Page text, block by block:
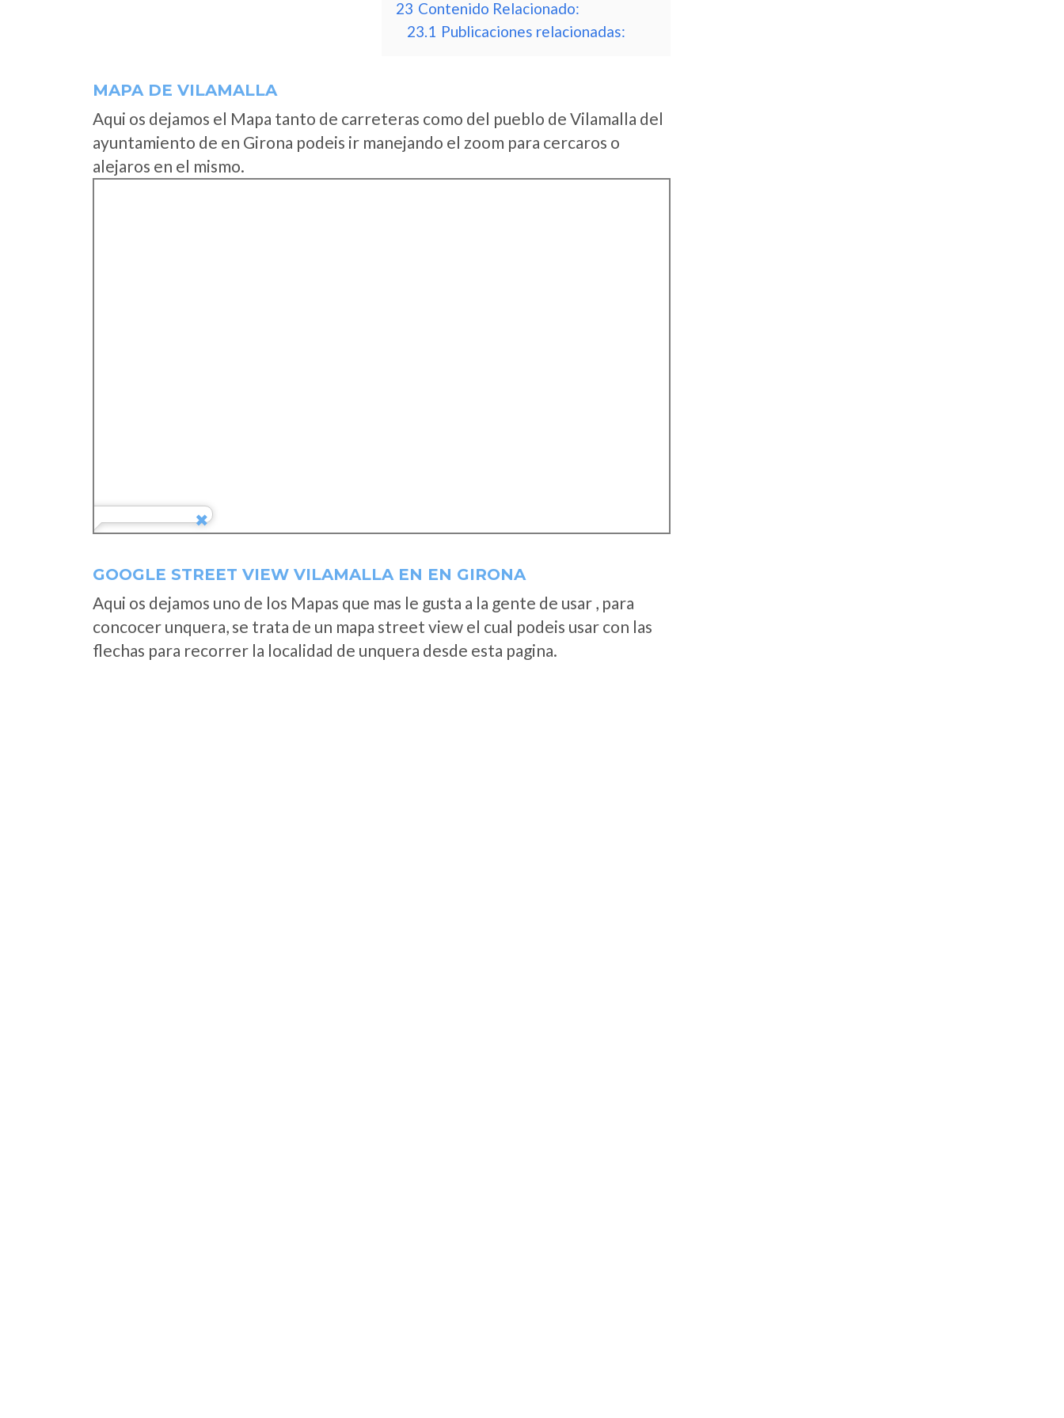
23 Contenido Relacionado:
23.1 Publicaciones relacionadas:
MAPA DE VILAMALLA
Aqui os dejamos el Mapa tanto de carreteras como del pueblo de Vilamalla del
ayuntamiento de en Girona podeis ir manejando el zoom para cercaros o
alejaros en el mismo.
GOOGLE STREET VIEW VILAMALLA EN EN GIRONA
Aqui os dejamos uno de los Mapas que mas le gusta a la gente de usar , para
concocer unquera, se trata de un mapa street view el cual podeis usar con las
flechas para recorrer la localidad de unquera desde esta pagina.